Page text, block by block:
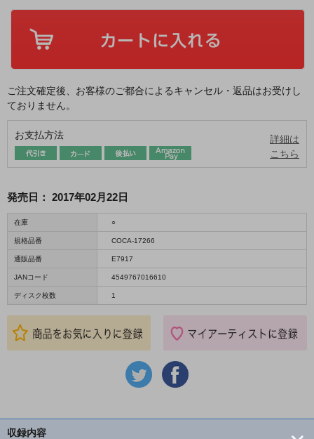
ご注文確定後、お客様のご都合によるキャンセル・返品はお受けし
ておりません。
お支払方法
詳細は
こちら
発売日： 2017年02月22日
在庫 ○
規格品番 COCA-17266
通販品番 E7917
JANコード 4549767016610
ディスク枚数 1
収録内容